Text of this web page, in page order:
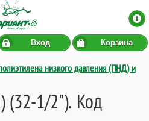
Вход Корзина
низкого давления (ПНД) и
(32-1/2"). Код